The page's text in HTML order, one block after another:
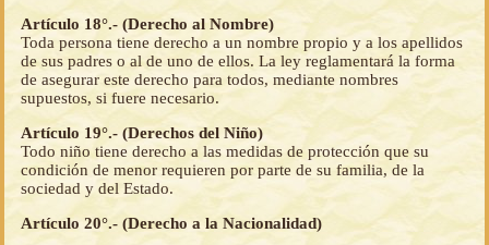
Artículo 18°.- (Derecho al Nombre)
Toda persona tiene derecho a un nombre propio y a los apellidos
de sus padres o al de uno de ellos. La ley reglamentará la forma
de asegurar este derecho para todos, mediante nombres
supuestos, si fuere necesario.
Artículo 19°.- (Derechos del Niño)
Todo niño tiene derecho a las medidas de protección que su
condición de menor requieren por parte de su familia, de la
sociedad y del Estado.
Artículo 20°.- (Derecho a la Nacionalidad)